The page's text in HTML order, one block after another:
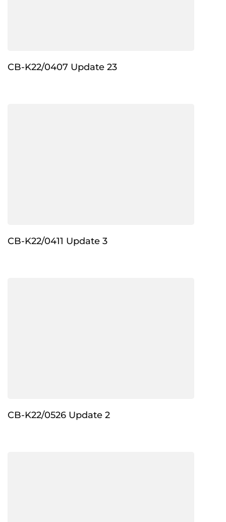
CB-K22/0407 Update 23
CB-K22/0411 Update 3
CB-K22/0526 Update 2